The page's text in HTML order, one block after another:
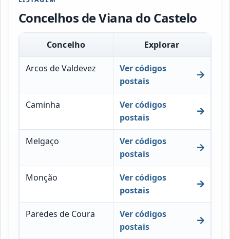
Concelhos de Viana do Castelo
Concelho Explorar
Arcos de Valdevez
Ver códigos
postais
Caminha
Ver códigos
postais
Melgaço
Ver códigos
postais
Monção
Ver códigos
postais
Paredes de Coura
Ver códigos
postais